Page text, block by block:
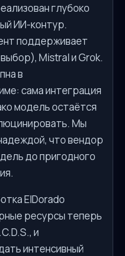
глубоко
ИИ-контур.
поддерживает
Mistral и Grok.
в
сама интеграция
модель остаётся
Мы
что вендор
до пригодного
ElDorado
ресурсы теперь
и
интенсивный